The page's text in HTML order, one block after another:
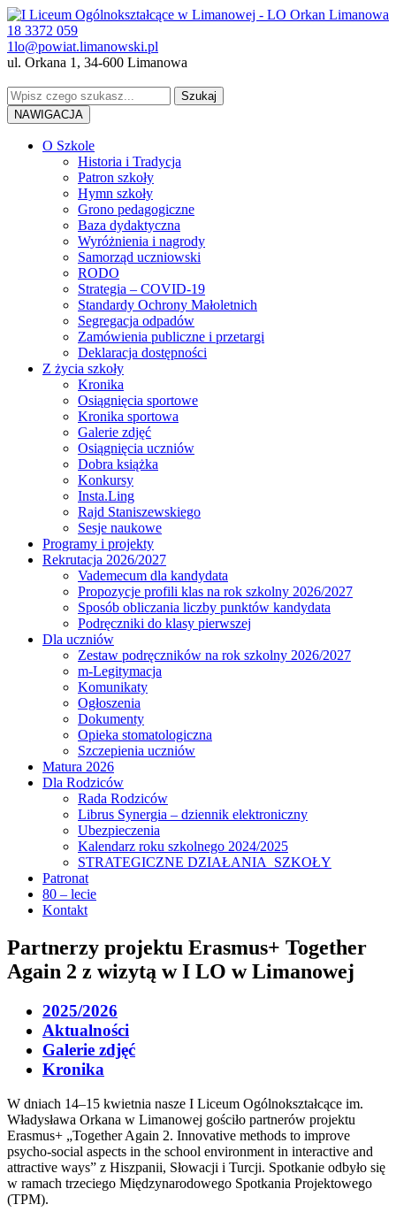
18 3372 059
1lo@powiat.limanowski.pl
ul. Orkana 1, 34-600 Limanowa
NAWIGACJA
O Szkole
Historia i Tradycja
Patron szkoły
Hymn szkoły
Grono pedagogiczne
Baza dydaktyczna
Wyróżnienia i nagrody
Samorząd uczniowski
RODO
Strategia – COVID-19
Standardy Ochrony Małoletnich
Segregacja odpadów
Zamówienia publiczne i przetargi
Deklaracja dostępności
Z życia szkoły
Kronika
Osiągnięcia sportowe
Kronika sportowa
Galerie zdjęć
Osiągnięcia uczniów
Dobra książka
Konkursy
Insta.Ling
Rajd Staniszewskiego
Sesje naukowe
Programy i projekty
Rekrutacja 2026/2027
Vademecum dla kandydata
Propozycje profili klas na rok szkolny 2026/2027
Sposób obliczania liczby punktów kandydata
Podręczniki do klasy pierwszej
Dla uczniów
Zestaw podręczników na rok szkolny 2026/2027
m-Legitymacja
Komunikaty
Ogłoszenia
Dokumenty
Opieka stomatologiczna
Szczepienia uczniów
Matura 2026
Dla Rodziców
Rada Rodziców
Librus Synergia – dziennik elektroniczny
Ubezpieczenia
Kalendarz roku szkolnego 2024/2025
STRATEGICZNE DZIAŁANIA SZKOŁY
Patronat
80 – lecie
Kontakt
Partnerzy projektu Erasmus+ Together
Again 2 z wizytą w I LO w Limanowej
2025/2026
Aktualności
Galerie zdjęć
Kronika
W dniach 14–15 kwietnia nasze I Liceum Ogólnokształcące im.
Władysława Orkana w Limanowej gościło partnerów projektu
Erasmus+ „Together Again 2. Innovative methods to improve
psycho-social aspects in the school environment in interactive and
attractive ways” z Hiszpanii, Słowacji i Turcji. Spotkanie odbyło się
w ramach trzeciego Międzynarodowego Spotkania Projektowego
(TPM).